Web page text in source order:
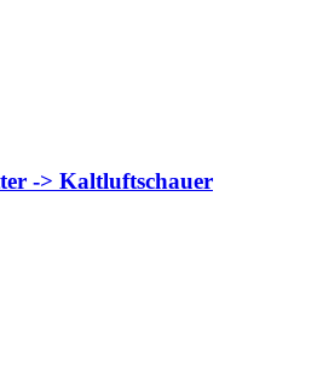
-> Kaltluftschauer